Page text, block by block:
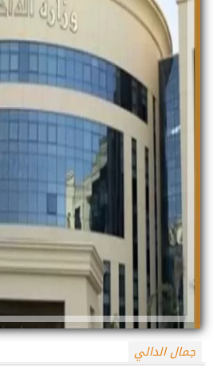
جمال الدالي